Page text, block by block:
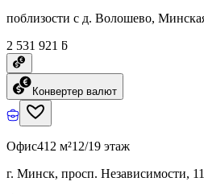
поблизости с д. Волошево,
2 531 921 ƃ
Конвертер валют
Офис412 м²12/19 этаж
г. Минск, просп. Независимости,